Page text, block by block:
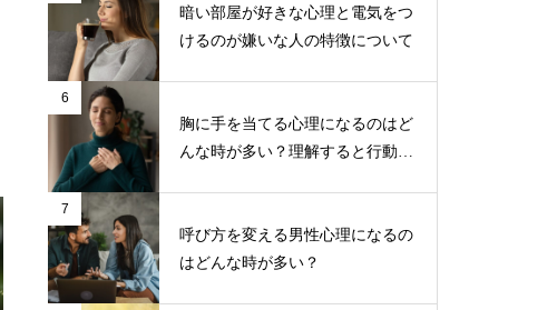
暗い部屋が好きな心理と電気をつ
けるのが嫌いな人の特徴について
6
胸に手を当てる心理になるのはど
んな時が多い？理解すると行動し
7
呼び方を変える男性心理になるの
はどんな時が多い？